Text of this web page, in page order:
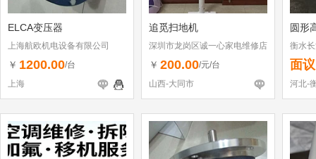
ELCA变压器
上海航欧机电设备有限公司
￥ 1200.00/台
上海
追觅扫地机
深圳市龙岗区诚一心家电维修店
（个体工商户）
￥ 200.00/元/台
山西-大同市
圆形
衡水
面议
河北-